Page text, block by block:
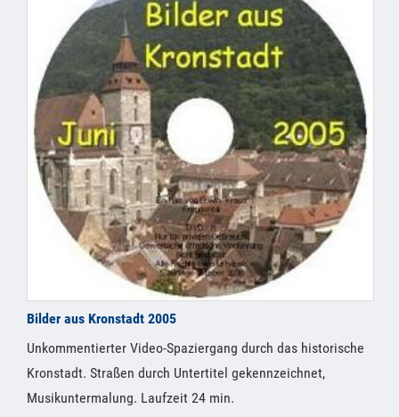
Bilder aus Kronstadt 2005
Unkommentierter Video-Spaziergang durch das historische
Kronstadt. Straßen durch Untertitel gekennzeichnet,
Musikuntermalung. Laufzeit 24 min.